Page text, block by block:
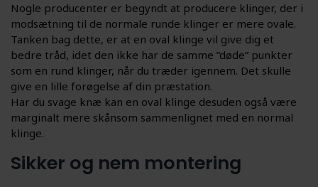
Nogle producenter er begyndt at producere klinger, der i
modsætning til de normale runde klinger er mere ovale.
Tanken bag dette, er at en oval klinge vil give dig et
bedre tråd, idet den ikke har de samme ”døde” punkter
som en rund klinger, når du træder igennem. Det skulle
give en lille forøgelse af din præstation.
Har du svage knæ kan en oval klinge desuden også være
marginalt mere skånsom sammenlignet med en normal
klinge.
Sikker og nem montering